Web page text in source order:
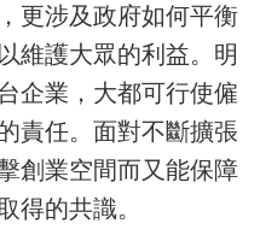
更涉及政府如何平衡
維護大眾的利益。明
企業，大都可行使僱
責任。面對不斷擴張
創業空間而又能保障
得的共識。